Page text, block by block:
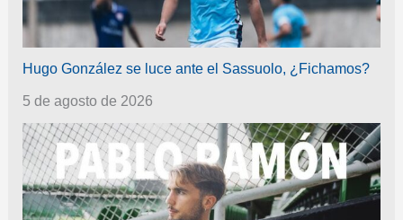
Hugo González se luce ante el Sassuolo, ¿Fichamos?
5 de agosto de 2026